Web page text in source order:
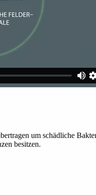
um schädliche
besitzen.